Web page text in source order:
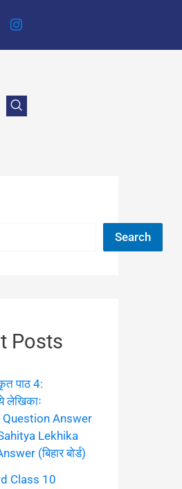
Search
Posts
पाठ 4:
लेखिकाः
Answer
Lekhika
(बिहार बोर्ड)
Class 10